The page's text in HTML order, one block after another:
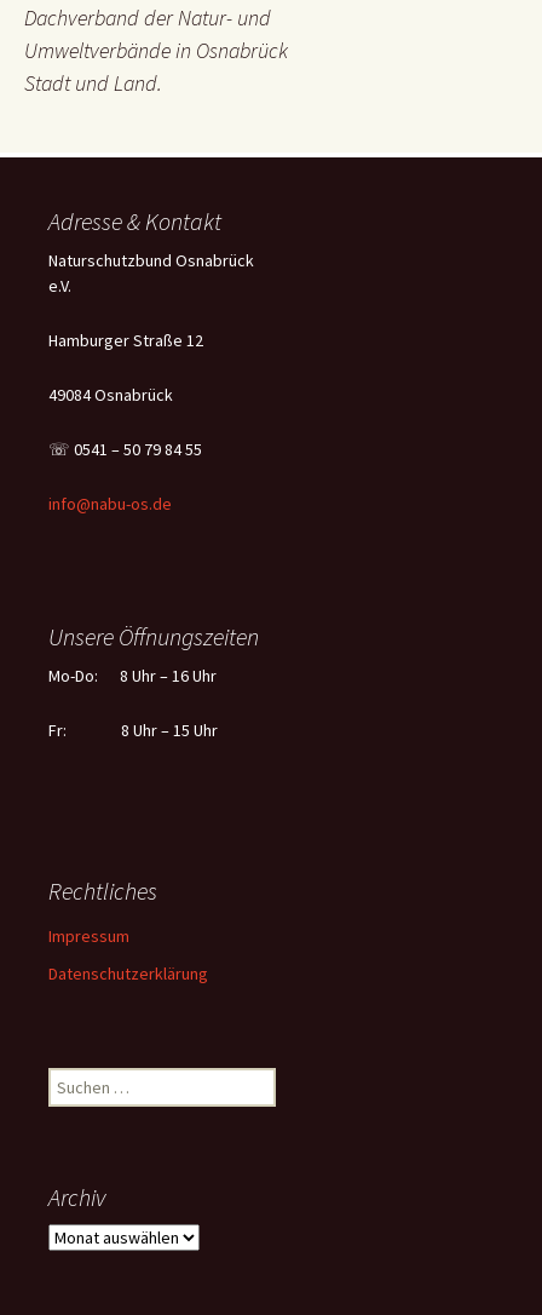
Dachverband der Natur- und
Umweltverbände in Osnabrück
Stadt und Land.
Adresse & Kontakt
Naturschutzbund Osnabrück
e.V.
Hamburger Straße 12
49084 Osnabrück
☏ 0541 – 50 79 84 55
info@nabu-os.de
Unsere Öffnungszeiten
Mo-Do: 8 Uhr – 16 Uhr
Fr: 8 Uhr – 15 Uhr
Rechtliches
Impressum
Datenschutzerklärung
Suchen
nach:
Archiv
Archiv